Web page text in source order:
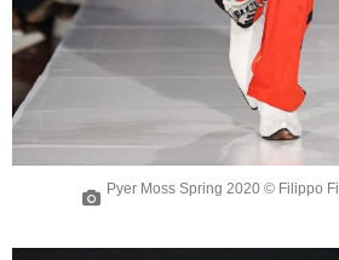
Pyer Moss Spring 2020 © Filippo